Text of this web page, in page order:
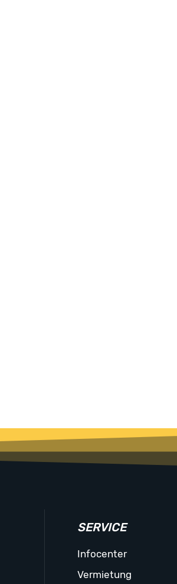
SERVICE
Infocenter
Vermietung